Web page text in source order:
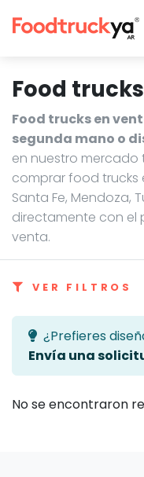
Food
Food trucks en
segunda mano o
en nuestro
comprar food trucks
Santa Fe, Mendoza,
directamente con el
venta.
VER FILTROS
¿Prefieres
Envía una
No se encontraron